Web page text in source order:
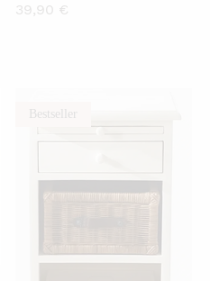
39,90 €
Bestseller